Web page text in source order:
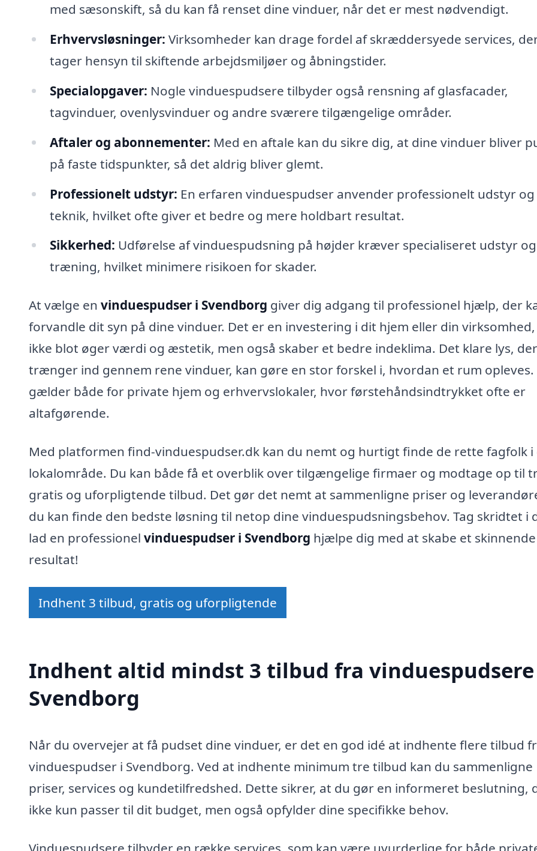
med sæsonskift, så du kan få renset dine vinduer, når det er mest nødvendigt.
Erhvervsløsninger: Virksomheder kan drage fordel af skræddersyede services,
tager hensyn til skiftende arbejdsmiljøer og åbningstider.
Specialopgaver: Nogle vinduespudsere tilbyder også rensning af glasfacader,
tagvinduer, ovenlysvinduer og andre sværere tilgængelige områder.
Aftaler og abonnementer: Med en aftale kan du sikre dig, at dine vinduer bliver
på faste tidspunkter, så det aldrig bliver glemt.
Professionelt udstyr: En erfaren vinduespudser anvender professionelt udstyr og
teknik, hvilket ofte giver et bedre og mere holdbart resultat.
Sikkerhed: Udførelse af vinduespudsning på højder kræver specialiseret udstyr og
træning, hvilket minimere risikoen for skader.
At vælge en vinduespudser i Svendborg giver dig adgang til professionel hjælp, der
forvandle dit syn på dine vinduer. Det er en investering i dit hjem eller din
ikke blot øger værdi og æstetik, men også skaber et bedre indeklima. Det klare lys, der
trænger ind gennem rene vinduer, kan gøre en stor forskel i, hvordan et rum opleves.
gælder både for private hjem og erhvervslokaler, hvor førstehåndsindtrykket ofte er
altafgørende.
Med platformen find-vinduespudser.dk kan du nemt og hurtigt finde de rette fagfolk i
lokalområde. Du kan både få et overblik over tilgængelige firmaer og modtage op til
gratis og uforpligtende tilbud. Det gør det nemt at sammenligne priser og
du kan finde den bedste løsning til netop dine vinduespudsningsbehov. Tag skridtet i
lad en professionel vinduespudser i Svendborg hjælpe dig med at skabe et skinnende
resultat!
Indhent 3 tilbud, gratis og uforpligtende
Indhent altid mindst 3 tilbud fra
Svendborg
Når du overvejer at få pudset dine vinduer, er det en god idé at indhente flere tilbud
vinduespudser i Svendborg. Ved at indhente minimum tre tilbud kan du sammenligne
priser, services og kundetilfredshed. Dette sikrer, at du gør en informeret beslutning,
ikke kun passer til dit budget, men også opfylder dine specifikke behov.